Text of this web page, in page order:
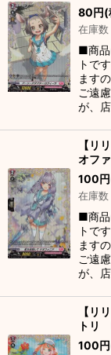
80円(
在庫数
■商品
トで
ます
ご遠
が、
【リ
オフ
100円
在庫数
■商品
トで
ます
ご遠
が、
【リ
トリ
100円